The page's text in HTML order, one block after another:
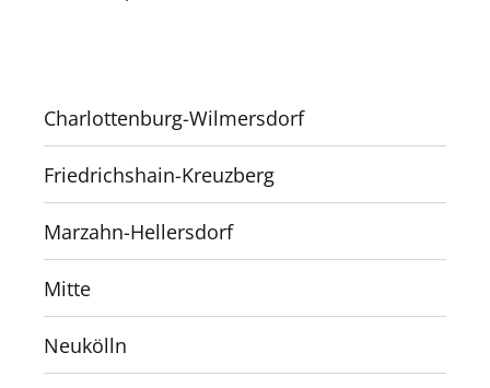
Charlottenburg-Wilmersdorf
Friedrichshain-Kreuzberg
Marzahn-Hellersdorf
Mitte
Neukölln